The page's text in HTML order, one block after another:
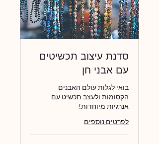
סדנת עיצוב תכשיטים
עם אבני חן
בואי לגלות עולם האבנים
הקסומות ולעצב תכשיט עם
אנרגיות מיוחדות!
לפרטים נוספים